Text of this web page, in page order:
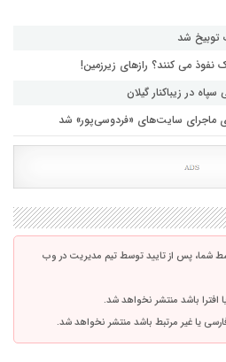
توبیخ شد
می کنند؟ رازهای زیرزمین!
در زیباکنار گیلان
ماجرای سایت‌های «فردوسی‌پور» شد
شما، پس از تایید توسط تیم مدیریت در وب
باشد منتشر نخواهد شد.
یا غیر مرتبط باشد منتشر نخواهد شد.